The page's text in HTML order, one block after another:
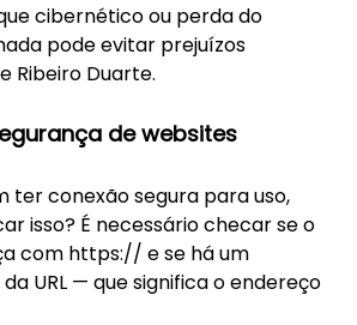
cibernético ou perda do
pode evitar prejuízos
Ribeiro Duarte.
de websites
ter conexão segura para uso,
isso? É necessário checar se o
com https:// e se há um
URL — que significa o endereço